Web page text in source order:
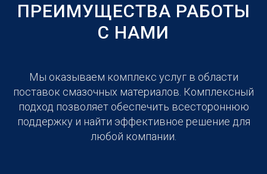
ПРЕИМУЩЕСТВА РАБОТЫ
С НАМИ
Мы оказываем комплекс услуг в области
поставок смазочных материалов. Комплексный
подход позволяет обеспечить всестороннюю
поддержку и найти эффективное решение для
любой компании.